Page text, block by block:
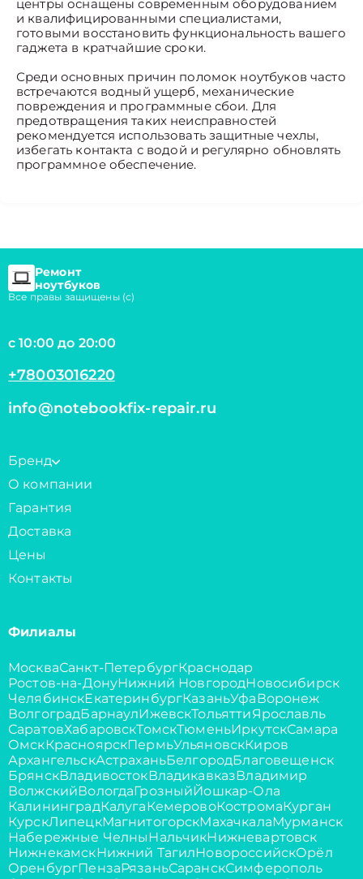
центры оснащены современным оборудованием
и квалифицированными специалистами,
готовыми восстановить функциональность вашего
гаджета в кратчайшие сроки.
Среди основных причин поломок ноутбуков часто
встречаются водный ущерб, механические
повреждения и программные сбои. Для
предотвращения таких неисправностей
рекомендуется использовать защитные чехлы,
избегать контакта с водой и регулярно обновлять
программное обеспечение.
Ремонт
ноутбуков
Все правы защищены (с)
с 10:00 до 20:00
+78003016220
info@notebookfix-repair.ru
Бренд
О компании
Гарантия
Доставка
Цены
Контакты
Филиалы
МоскваСанкт-ПетербургКраснодар
Ростов-на-ДонуНижний НовгородНовосибирск
ЧелябинскЕкатеринбургКазаньУфаВоронеж
ВолгоградБарнаулИжевскТольяттиЯрославль
СаратовХабаровскТомскТюменьИркутскСамара
ОмскКрасноярскПермьУльяновскКиров
АрхангельскАстраханьБелгородБлаговещенск
БрянскВладивостокВладикавказВладимир
ВолжскийВологдаГрозныйЙошкар-Ола
КалининградКалугаКемеровоКостромаКурган
КурскЛипецкМагнитогорскМахачкалаМурманск
Набережные ЧелныНальчикНижневартовск
НижнекамскНижний ТагилНовороссийскОрёл
ОренбургПензаРязаньСаранскСимферополь